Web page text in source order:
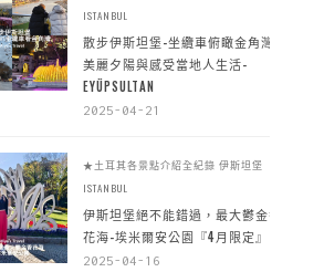
ISTANBUL
散步伊斯坦堡-坐纜車俯瞰金角灣
美麗夕陽與感受當地人生活-
EYÜPSULTAN
2025-04-21
★土耳其各景點介紹全紀錄 伊斯坦堡
ISTANBUL
伊斯坦堡絕不能錯過，最大鬱金香
花海-埃米爾安公園『4月限定』
2025-04-16